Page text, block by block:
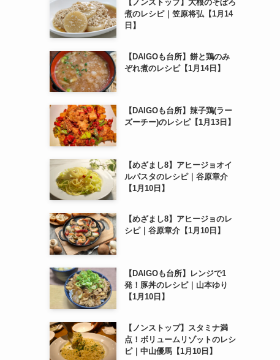
【ノンストップ】大根のそぼろ
煮のレシピ｜笠原将弘【1月14
日】
【DAIGOも台所】餅と鶏のみ
ぞれ煮のレシピ【1月14日】
【DAIGOも台所】辣子鶏(ラー
ズーチー)のレシピ【1月13日】
【めざまし8】アヒージョオイ
ルパスタのレシピ｜谷原章介
【1月10日】
【めざまし8】アヒージョのレ
シピ｜谷原章介【1月10日】
【DAIGOも台所】レンジで1
発！豚丼のレシピ｜山本ゆり
【1月10日】
【ノンストップ】スタミナ満
点！ボリュームリゾットのレシ
ピ｜中山優馬【1月10日】